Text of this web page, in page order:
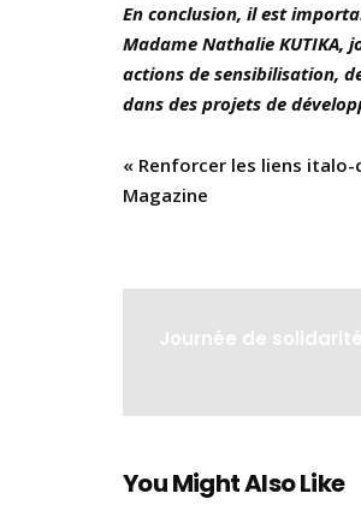
En conclusion, il est
Madame Nathalie KUTIKA,
actions de sensibilisation,
dans des projets de
« Renforcer les liens italo-
Magazine
Journée de
You Might Also Like